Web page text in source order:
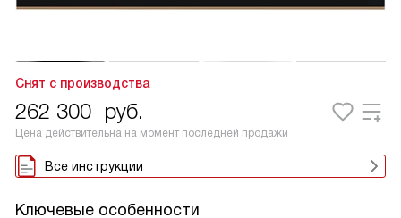
Снят с производства
262 300 руб.
Цена действительна на момент последней продажи
Все инструкции
Ключевые особенности